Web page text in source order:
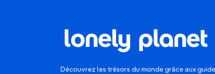
Découvrez les trésors du monde grâce aux